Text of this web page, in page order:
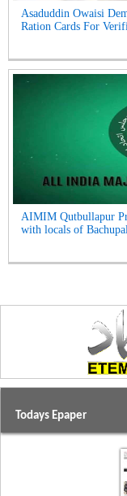
Asaduddin Owaisi
Ration Cards For
AIMIM Qutbullapur
with locals of
Todays Epaper